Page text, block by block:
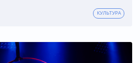
КУЛЬТУРА